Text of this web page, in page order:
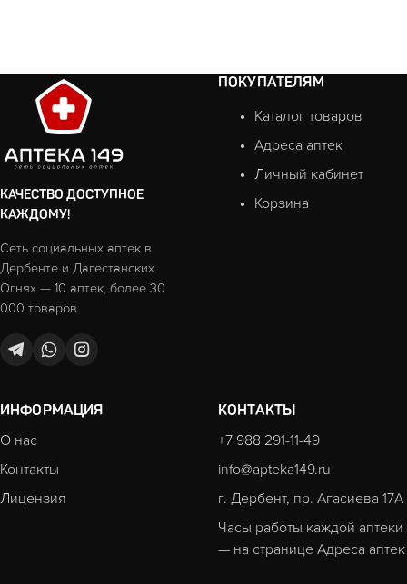
КАЧЕСТВО ДОСТУПНОЕ
КАЖДОМУ!
Сеть социальных аптек в
Дербенте и Дагестанских
Огнях — 10 аптек, более 30
000 товаров.
ПОКУПАТЕЛЯМ
Каталог товаров
Адреса аптек
Личный кабинет
Корзина
ИНФОРМАЦИЯ
О нас
Контакты
Лицензия
КОНТАКТЫ
+7 988 291-11-49
info@apteka149.ru
г. Дербент, пр. Агасиева 17А
Часы работы каждой аптеки
— на странице Адреса аптек